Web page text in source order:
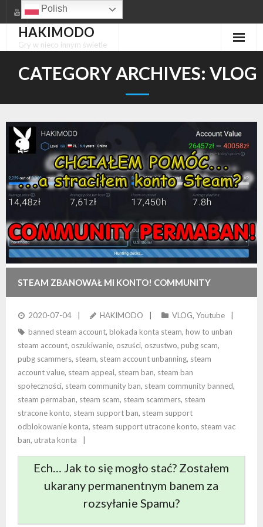
to
contentHAKIMODO
Gry w nieco innym świetle
CATEGORY ARCHIVES: VLOG
STEAM ZBANOWAŁ MI KONTO! COMMUNITY
PERMABAN!
2020-07-04 HAKIMODO VLOG, Youtube
banned steam account, blokada konta steam, how to unban
steam account, oszukiwanie, oszuści, oszustwo, pubg scam,
pubg scammers, steam, steam account unbanning, steam
account value, steam appeal, steam ban, steam ban
społeczności, steam community ban, steam community banned,
steam permaban, steam scam, steam scammers, steam
stracone konto, steam support ban, steam support
odblokowanie konta, steam support utracone konto, steam vac
ban, utrata konta
Ech… Jak to się mogło stać? Zostałem
ukarany permanentnym banem za
rozsyłanie Spamu?
Polish